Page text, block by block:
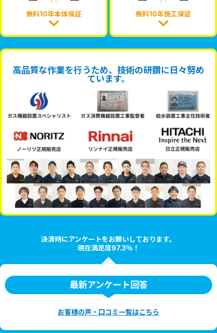
無料10年本体保証 無料10年施工保証
高品質な作業を行うため、技術の研鑽に日々努め
ています。
決済時にアンケートをお願いしております。
現在満足度97.3％！
最新アンケート回答
お客様の声・口コミ一覧はこちら